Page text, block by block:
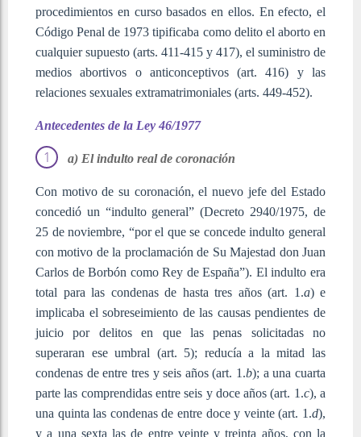
procedimientos en curso basados en ellos. En efecto, el
Código Penal de 1973 tipificaba como delito el aborto en
cualquier supuesto (arts. 411-415 y 417), el suministro de
medios abortivos o anticonceptivos (art. 416) y las
relaciones sexuales extramatrimoniales (arts. 449-452).
Antecedentes de la Ley 46/1977
a) El indulto real de coronación
Con motivo de su coronación, el nuevo jefe del Estado
concedió un “indulto general” (Decreto 2940/1975, de
25 de noviembre, “por el que se concede indulto general
con motivo de la proclamación de Su Majestad don Juan
Carlos de Borbón como Rey de España”). El indulto era
total para las condenas de hasta tres años (art. 1.a) e
implicaba el sobreseimiento de las causas pendientes de
juicio por delitos en que las penas solicitadas no
superaran ese umbral (art. 5); reducía a la mitad las
condenas de entre tres y seis años (art. 1.b); a una cuarta
parte las comprendidas entre seis y doce años (art. 1.c), a
una quinta las condenas de entre doce y veinte (art. 1.d),
y a una sexta las de entre veinte y treinta años, con la